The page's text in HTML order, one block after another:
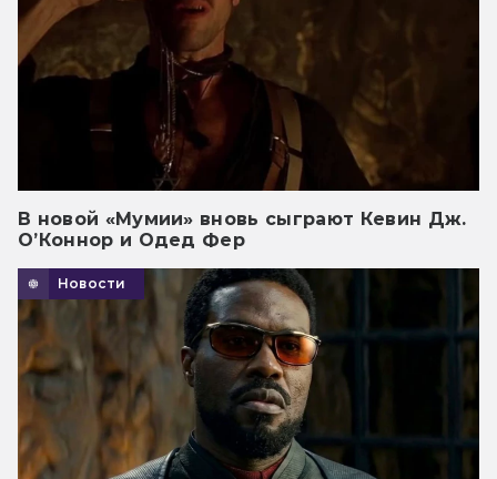
В новой «Мумии» вновь сыграют Кевин Дж.
О’Коннор и Одед Фер
Новости